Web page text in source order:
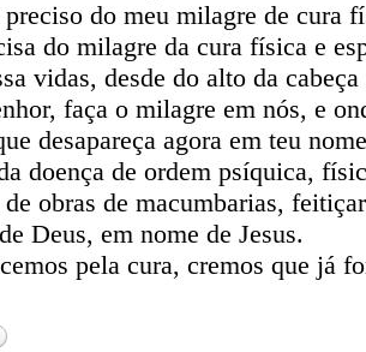
do meu milagre de cura
do milagre da cura física e
vidas, desde do alto da
faça o milagre em nós, e
desapareça agora em teu
doença de ordem psíquica,
obras de macumbarias,
Deus, em nome de Jesus.
pela cura, cremos que já